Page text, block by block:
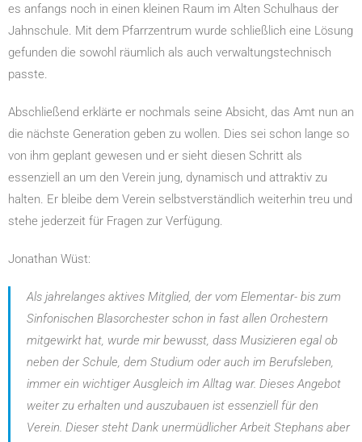
es anfangs noch in einen kleinen Raum im Alten Schulhaus der
Jahnschule. Mit dem Pfarrzentrum wurde schließlich eine Lösung
gefunden die sowohl räumlich als auch verwaltungstechnisch
passte.
Abschließend erklärte er nochmals seine Absicht, das Amt nun an
die nächste Generation geben zu wollen. Dies sei schon lange so
von ihm geplant gewesen und er sieht diesen Schritt als
essenziell an um den Verein jung, dynamisch und attraktiv zu
halten. Er bleibe dem Verein selbstverständlich weiterhin treu und
stehe jederzeit für Fragen zur Verfügung.
Jonathan Wüst:
Als jahrelanges aktives Mitglied, der vom Elementar- bis zum
Sinfonischen Blasorchester schon in fast allen Orchestern
mitgewirkt hat, wurde mir bewusst, dass Musizieren egal ob
neben der Schule, dem Studium oder auch im Berufsleben,
immer ein wichtiger Ausgleich im Alltag war. Dieses Angebot
weiter zu erhalten und auszubauen ist essenziell für den
Verein. Dieser steht Dank unermüdlicher Arbeit Stephans aber